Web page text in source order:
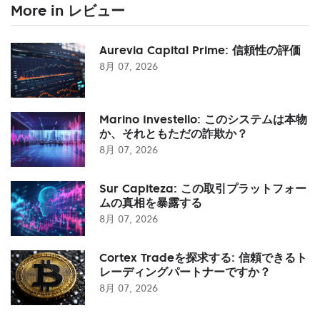
More in レビュー
Aurevia Capital Prime: 信頼性の評価
8月 07, 2026
Marino Investello: このシステムは本物
か、それともただの詐欺か？
8月 07, 2026
Sur Capiteza: この取引プラットフォー
ムの真相を暴露する
8月 07, 2026
Cortex Tradeを探求する: 信頼できるト
レーディングパートナーですか？
8月 07, 2026